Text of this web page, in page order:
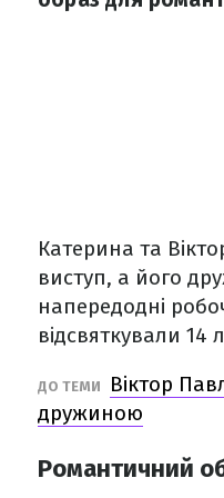
Катерина та
виступ, а його
напередодні
відсвяткували 14
ДО ТЕМИ
Віктор
дружиною
Романтичний